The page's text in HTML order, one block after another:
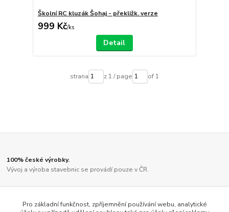
Školní RC kluzák Šohaj - překližk. verze
999 Kč/ks
Detail
strana z 1 / page of 1
100% české výrobky.
Vývoj a výroba stavebnic se provádí pouze v ČR.
Ne činskou lampičkou, jako u většiny ostatních výrobců.
Pro základní funkčnost, zpříjemnění používání webu, analytické